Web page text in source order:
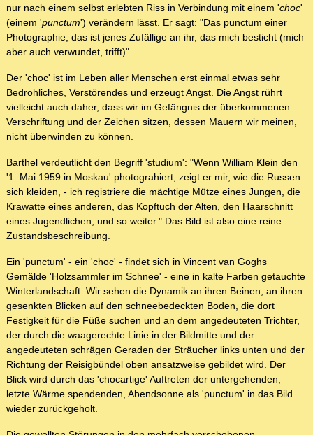
nur nach einem selbst erlebten Riss in Verbindung mit einem 'choc'
(einem 'punctum') verändern lässt. Er sagt: "Das punctum einer
Photographie, das ist jenes Zufällige an ihr, das mich besticht (mich
aber auch verwundet, trifft)".
Der 'choc' ist im Leben aller Menschen erst einmal etwas sehr
Bedrohliches, Verstörendes und erzeugt Angst. Die Angst rührt
vielleicht auch daher, dass wir im Gefängnis der überkommenen
Verschriftung und der Zeichen sitzen, dessen Mauern wir meinen,
nicht überwinden zu können.
Barthel verdeutlicht den Begriff 'studium': "Wenn William Klein den
'1. Mai 1959 in Moskau' photograhiert, zeigt er mir, wie die Russen
sich kleiden, - ich registriere die mächtige Mütze eines Jungen, die
Krawatte eines anderen, das Kopftuch der Alten, den Haarschnitt
eines Jugendlichen, und so weiter." Das Bild ist also eine reine
Zustandsbeschreibung.
Ein 'punctum' - ein 'choc' - findet sich in Vincent van Goghs
Gemälde 'Holzsammler im Schnee' - eine in kalte Farben getauchte
Winterlandschaft. Wir sehen die Dynamik an ihren Beinen, an ihren
gesenkten Blicken auf den schneebedeckten Boden, die dort
Festigkeit für die Füße suchen und an dem angedeuteten Trichter,
der durch die waagerechte Linie in der Bildmitte und der
angedeuteten schrägen Geraden der Sträucher links unten und der
Richtung der Reisigbündel oben ansatzweise gebildet wird. Der
Blick wird durch das 'chocartige' Auftreten der untergehenden,
letzte Wärme spendenden, Abendsonne als 'punctum' in das Bild
wieder zurückgeholt.